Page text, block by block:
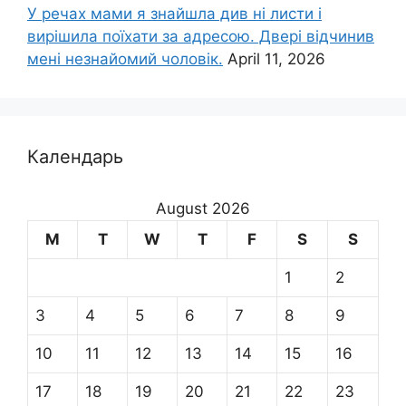
У речах мами я знайшла див ні листи і
вирішила поїхати за адресою. Двері відчинив
мені незнайомий чоловік. April 11, 2026
Календарь
August 2026
M
T W T F S S
1 2
3 4 5 6 7 8 9
10 11 12 13 14 15 16
17 18 19 20 21 22 23